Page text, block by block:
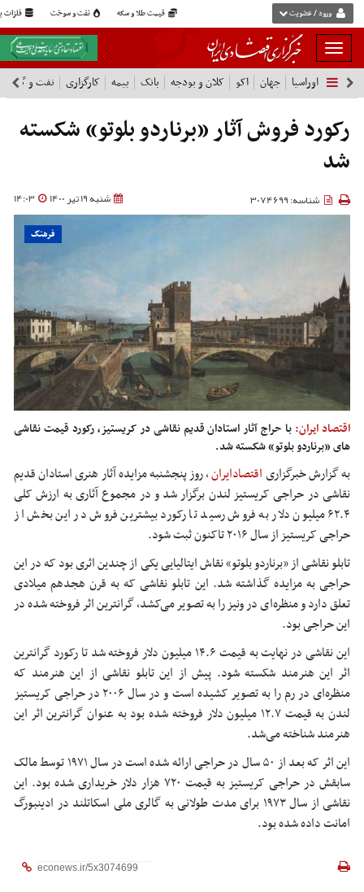
قیمت طلا و سکه نفت و سوخت فلزات ورود / عضویت
بار
و
بسته
نمودن
فهرست
اوراسیا جهان اکو کلان و بودجه بانک بیمه کارگزاری نفت و گاز
رکورد فروش آثار «برناردو بلوتو» شکسته
شد
شنبه 19 تیر 1400 14:03 شناسه: 3074699
فرهنگ
اقتصاد ایران: با حراج آثار استادان قدیم نقاشی در کریستیز، رکورد قیمت نقاشی
های «برناردو بلوتو» شکسته شد.
به گزارش خبرگزاریاقتصادایران،روز پنجشنبه مزایده آثار هنری استادان قدیم
نقاشی در حراجی کریستیز لندن برگزار شد و در مجموع آثاری به ارزش کلی
۶۲.۴ میلیون دلار به فروش رسید تا رکورد بیشترین فروش در این بخش از
حراجی کریستیز از سال ۲۰۱۶ تاکنون ثبت شود.
تابلو نقاشی از «برناردو بلوتو» نقاش ایتالیایی یکی از چندین اثری بود که در این
حراجی به مزایده گذاشته شد. این تابلو نقاشی که به قرن هجدهم میلادی
تعلق دارد و منظره‌ای در ونیز را به تصویر می‌کشد، گرانترین اثر فروخته شده در
این حراجی بود.
این نقاشی در نهایت به قیمت ۱۴.۶ میلیون دلار فروخته شد تا رکورد گرانترین
اثر این هنرمند شکسته شود. پیش از این تابلو نقاشی از این هنرمند که
منظره‌ای در رم را به تصویر کشیده است و در سال ۲۰۰۶ در حراجی کریستیز
لندن به قیمت ۱۲.۷ میلیون دلار فروخته شده بود به عنوان گرانترین اثر این
هنرمند شناخته می‌شد.
این اثر که بعد از ۵۰ سال در حراجی ارائه شده است در سال ۱۹۷۱ توسط مالک
سابقش در حراجی کریستیز به قیمت ۷۲۰ هزار دلار خریداری شده بود. این
نقاشی از سال ۱۹۷۳ برای مدت طولانی به گالری ملی اسکاتلند در ادینبورگ
امانت داده شده بود.